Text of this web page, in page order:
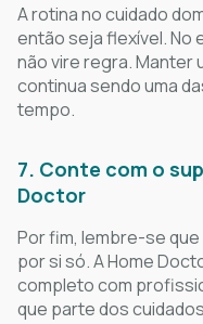
A rotina no cuidado
então seja flexível. No
não vire regra. Manter
continua sendo uma
tempo.
7. Conte com o
Doctor
Por fim, lembre-se
por si só. A Home
completo com
que parte dos